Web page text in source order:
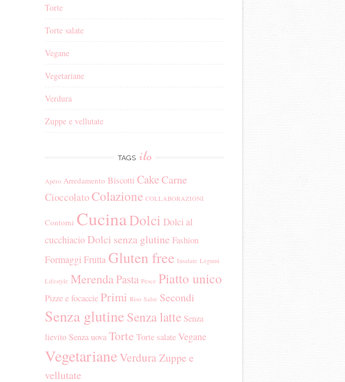
Torte
Torte salate
Vegane
Vegetariane
Verdura
Zuppe e vellutate
TAGS ilo
Apéro Arredamento Biscotti CakeCarne
CioccolatoColazione COLLABORAZIONI
Contorni CucinaDolci Dolci al
cucchiacio Dolci senza glutine Fashion
Formaggi Frutta Gluten free Insalate Legumi
Lifestyle MerendaPasta Pesce Piatto unico
Pizze e focaccie Primi Riso Salse Secondi
Senza glutine Senza latte Senza
lievito Senza uova Torte Torte salate Vegane
VegetarianeVerdura Zuppe e
vellutate